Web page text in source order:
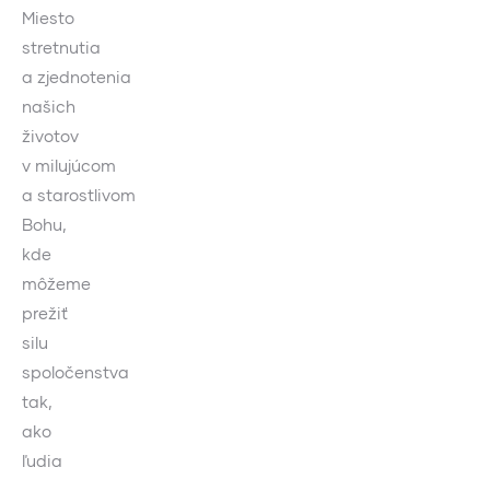
Miesto
stretnutia
a zjednotenia
našich
životov
v milujúcom
a starostlivom
Bohu,
kde
môžeme
prežiť
silu
spoločenstva
tak,
ako
ľudia